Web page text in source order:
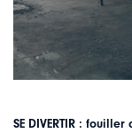
SE DIVERTIR :